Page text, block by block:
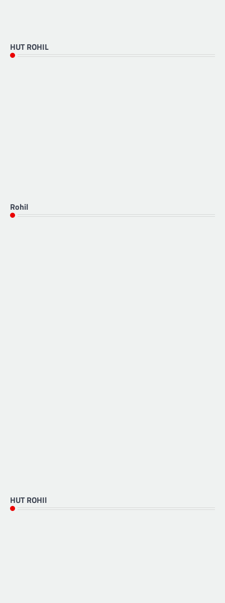
HUT ROHIL
Rohil
HUT ROHIl